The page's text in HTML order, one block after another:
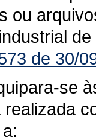
ou
de 30/
se